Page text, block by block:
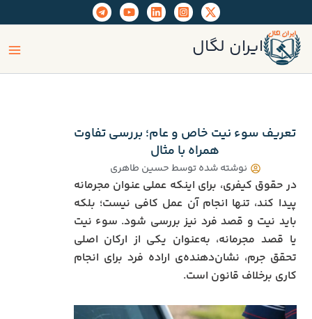
به
محتوا
ایران لگال
تعریف سوء نیت خاص و عام؛ بررسی تفاوت
همراه با مثال‌
نوشته شده توسطحسین طاهری
در حقوق کیفری، برای اینکه عملی عنوان مجرمانه
پیدا کند، تنها انجام آن عمل کافی نیست؛ بلکه
باید نیت و قصد فرد نیز بررسی شود. سوء نیت
یا قصد مجرمانه، به‌عنوان یکی از ارکان اصلی
تحقق جرم، نشان‌دهنده‌ی اراده فرد برای انجام
کاری برخلاف قانون است.